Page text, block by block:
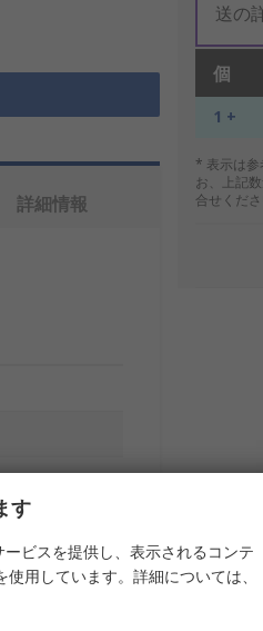
送の
個
1 +
* 表示は参
お、上記
合せくださ
詳細情報
す
ビスを提供し、表示されるコンテ
用しています。詳細については、